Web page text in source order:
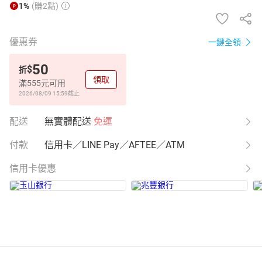
1% (賺2點)
優惠券 一鍵全領
折$50
滿555元可用
2026/08/09 15:59截止
領取
配送 無實體配送 免運
付款 信用卡／LINE Pay／AFTEE／ATM
信用卡優惠